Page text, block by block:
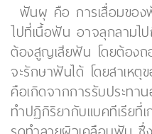
ฟันผุ คือ การเสื่อมของ
ไปที่เนื้อฟัน อาจลุกลามไ
ต้องสูญเสียฟัน โดยต้องถ
จะรักษาฟันได้ โดยสาเหตุ
คือเกิดจากการรับประทา
ทำปฏิกิริยากับแบคทีเรียที่